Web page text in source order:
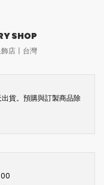
SHOP
飾店〡台灣
貨。預購與訂製商品除